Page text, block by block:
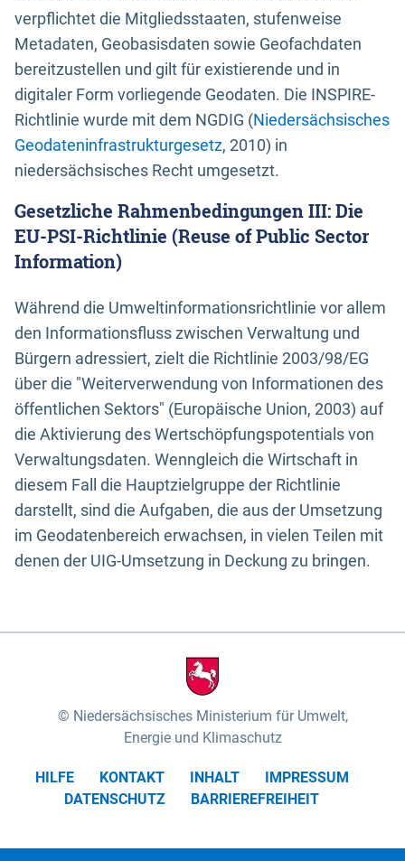
verpflichtet die Mitgliedsstaaten, stufenweise
Metadaten, Geobasisdaten sowie Geofachdaten
bereitzustellen und gilt für existierende und in
digitaler Form vorliegende Geodaten. Die INSPIRE-
Richtlinie wurde mit dem NGDIG (Niedersächsisches
Geodateninfrastrukturgesetz, 2010) in
niedersächsisches Recht umgesetzt.
Gesetzliche Rahmenbedingungen III: Die
EU-PSI-Richtlinie (Reuse of Public Sector
Information)
Während die Umweltinformationsrichtlinie vor allem
den Informationsfluss zwischen Verwaltung und
Bürgern adressiert, zielt die Richtlinie 2003/98/EG
über die "Weiterverwendung von Informationen des
öffentlichen Sektors" (Europäische Union, 2003) auf
die Aktivierung des Wertschöpfungspotentials von
Verwaltungsdaten. Wenngleich die Wirtschaft in
diesem Fall die Hauptzielgruppe der Richtlinie
darstellt, sind die Aufgaben, die aus der Umsetzung
im Geodatenbereich erwachsen, in vielen Teilen mit
denen der UIG-Umsetzung in Deckung zu bringen.
Niedersächsisches Ministerium für Umwelt,
Energie und Klimaschutz
HILFE KONTAKT INHALT
IMPRESSUM
DATENSCHUTZ
BARRIEREFREIHEIT